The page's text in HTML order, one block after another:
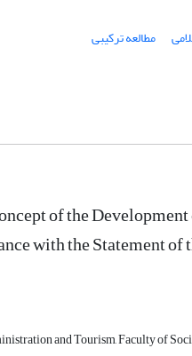
مطالعه ترکیبی
of the
with the Statement
and Tourism, Faculty of